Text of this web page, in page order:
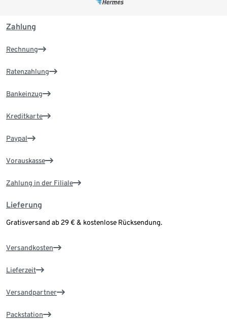
Zahlung
Rechnung
Ratenzahlung
Bankeinzug
Kreditkarte
Paypal
Vorauskasse
Zahlung in der Filiale
Lieferung
Gratisversand ab 29 € & kostenlose Rücksendung.
Versandkosten
Lieferzeit
Versandpartner
Packstation